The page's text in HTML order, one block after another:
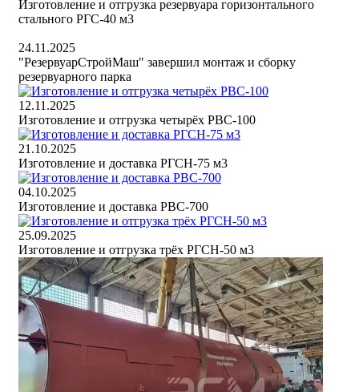
Изготовление и отгрузка резервуара горизонтального
стального РГС-40 м3
24.11.2025
"РезервуарСтройМаш" завершил монтаж и сборку
резервуарного парка
12.11.2025
Изготовление и отгрузка четырёх РВС-100
21.10.2025
Изготовление и доставка РГСН-75 м3
04.10.2025
Изготовление и доставка РВС-700
25.09.2025
Изготовление и отгрузка трёх РГСН-50 м3